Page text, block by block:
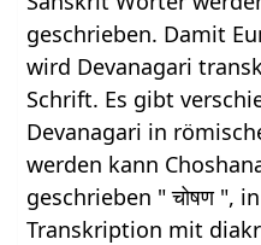
geschrieben. Damit
wird Devanagari
Schrift. Es gibt
Devanagari in
werden kann
geschrieben " चोषण ",
Transkription mit